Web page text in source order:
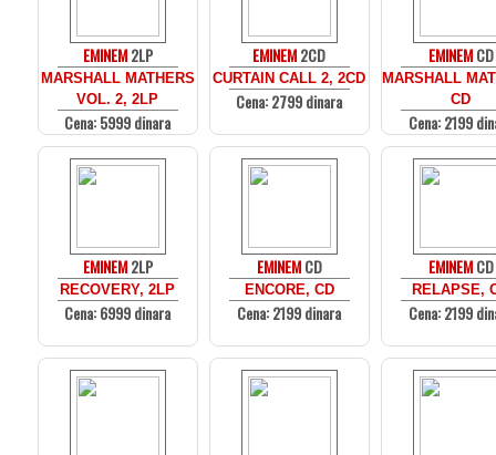
EMINEM2LP
MARSHALL MATHERS
VOL. 2, 2LP
Cena: 5999 dinara
EMINEM2CD
CURTAIN CALL 2, 2CD
Cena: 2799 dinara
EMINEMCD
MARSHALL
CD
Cena: 2199
EMINEM2LP
RECOVERY, 2LP
Cena: 6999 dinara
EMINEMCD
ENCORE, CD
Cena: 2199 dinara
EMINEMCD
RELAPSE,
Cena: 2199